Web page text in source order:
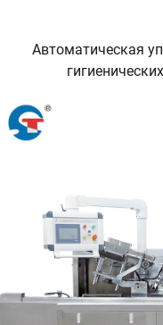
Автоматическая